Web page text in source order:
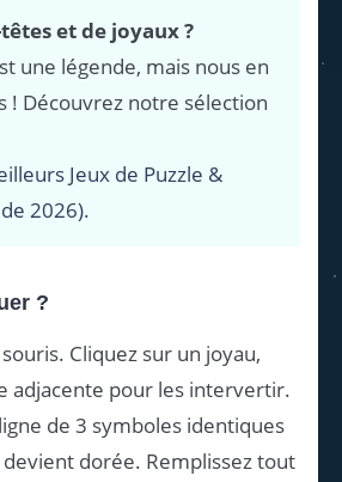
têtes et de joyaux ?
une légende, mais nous en
! Découvrez notre sélection
Jeux de Puzzle &
2026).
?
Cliquez sur un joyau,
adjacente pour les intervertir.
de 3 symboles identiques
devient dorée. Remplissez tout